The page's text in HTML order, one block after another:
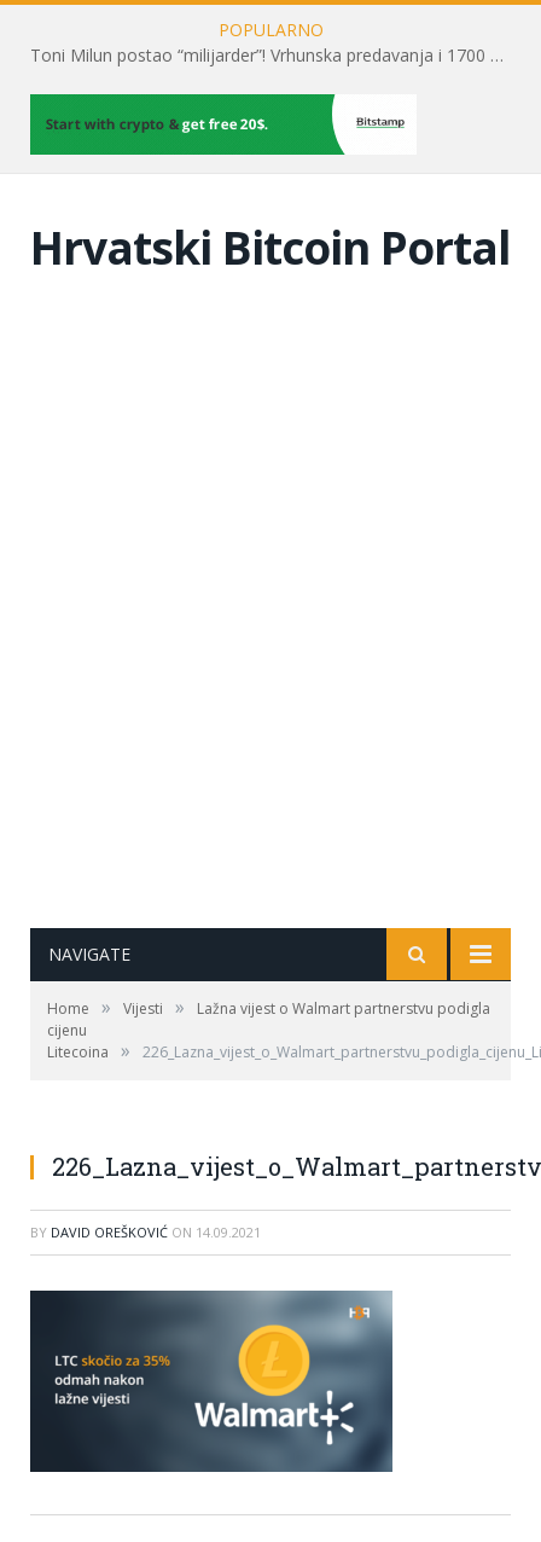
POPULARNO
Toni Milun postao “milijarder”! Vrhunska predavanja i 1700 posjetitelja obilježili su mjesec financijske pismenosti
Hrvatski Bitcoin Portal
NAVIGATE
Home » Vijesti »
Lažna vijest o Walmart partnerstvu podigla
cijenu
Litecoina
»
BY DAVID OREŠKOVIĆ ON 14.09.2021